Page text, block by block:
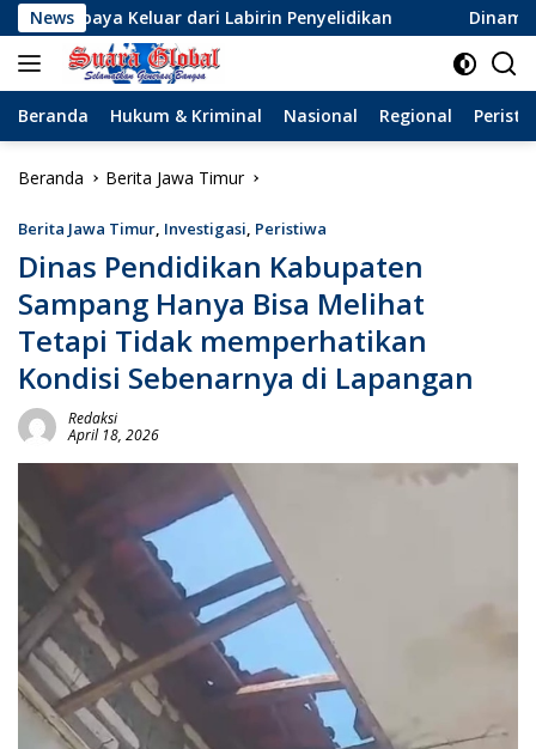
Langsung
ke
konten
News
dari Labirin Penyelidikan Dinamika Baru Sepak Bola
Beranda Hukum & Kriminal Nasional Regional
Beranda Berita Jawa Timur
Berita Jawa Timur, Investigasi, Peristiwa
Dinas Pendidikan Kabupaten
Sampang Hanya Bisa Melihat
Tetapi Tidak memperhatikan
Kondisi Sebenarnya di Lapangan
Redaksi
April 18, 2026